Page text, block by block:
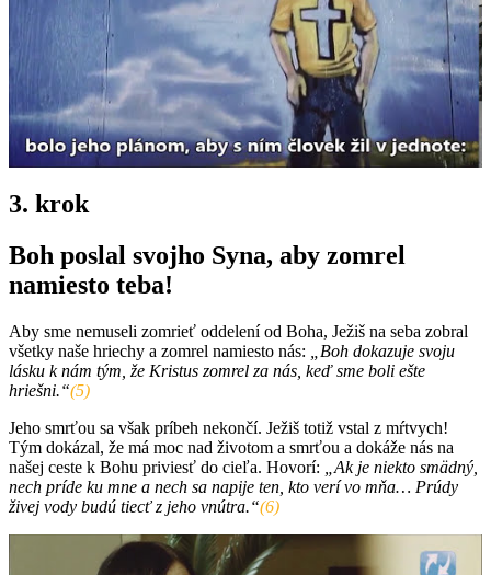
3. krok
Boh poslal svojho Syna, aby zomrel
namiesto teba!
Aby sme nemuseli zomrieť oddelení od Boha, Ježiš na seba zobral
všetky naše hriechy a zomrel namiesto nás:
„Boh dokazuje svoju
lásku k nám tým, že Kristus zomrel za nás, keď sme boli ešte
hriešni.“(5)
Jeho smrťou sa však príbeh nekončí. Ježiš totiž vstal z mŕtvych!
Tým dokázal, že má moc nad životom a smrťou a dokáže nás na
našej ceste k Bohu priviesť do cieľa. Hovorí:
„Ak je niekto smädný,
nech príde ku mne a nech sa napije ten, kto verí vo mňa… Prúdy
živej vody budú tiecť z jeho vnútra.“(6)